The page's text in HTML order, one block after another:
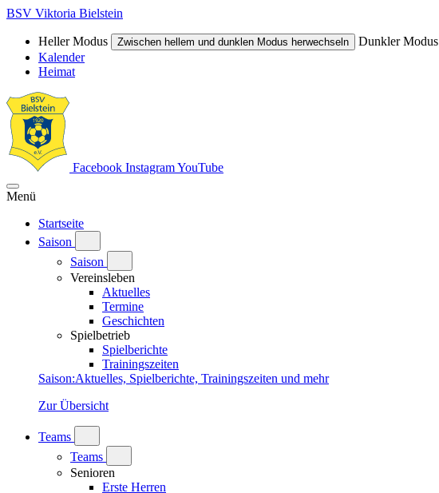
BSV Viktoria Bielstein
Heller Modus Zwischen hellem und dunklen Modus herwechseln
Dunkler Modus
Kalender
Heimat
Facebook InstagramYouTube
Menü
Startseite
Saison
Saison
Vereinsleben
Aktuelles
Termine
Geschichten
Spielbetrieb
Spielberichte
Trainingszeiten
Saison:Aktuelles, Spielberichte, Trainingszeiten und mehr
Zur Übersicht
Teams
Teams
Senioren
Erste Herren